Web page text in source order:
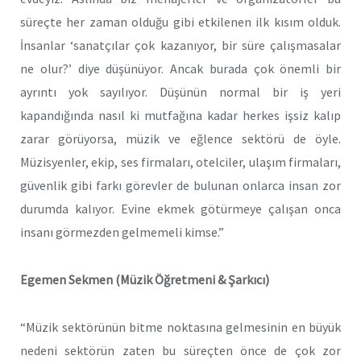
süreçte her zaman olduğu gibi etkilenen ilk kısım olduk.
İnsanlar ‘sanatçılar çok kazanıyor, bir süre çalışmasalar
ne olur?’ diye düşünüyor. Ancak burada çok önemli bir
ayrıntı yok sayılıyor. Düşünün normal bir iş yeri
kapandığında nasıl ki mutfağına kadar herkes işsiz kalıp
zarar görüyorsa, müzik ve eğlence sektörü de öyle.
Müzisyenler, ekip, ses firmaları, otelciler, ulaşım firmaları,
güvenlik gibi farkı görevler de bulunan onlarca insan zor
durumda kalıyor. Evine ekmek götürmeye çalışan onca
insanı görmezden gelmemeli kimse.”
Egemen Sekmen (Müzik Öğretmeni & Şarkıcı)
“Müzik sektörünün bitme noktasına gelmesinin en büyük
nedeni sektörün zaten bu süreçten önce de çok zor